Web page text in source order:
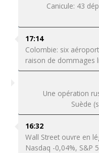
Canicule: 43
17:14
Colombie: six
raison de dommages
Une opération
Suède
16:32
Wall Street ouvre en
Nasdaq -0,04%, S&P